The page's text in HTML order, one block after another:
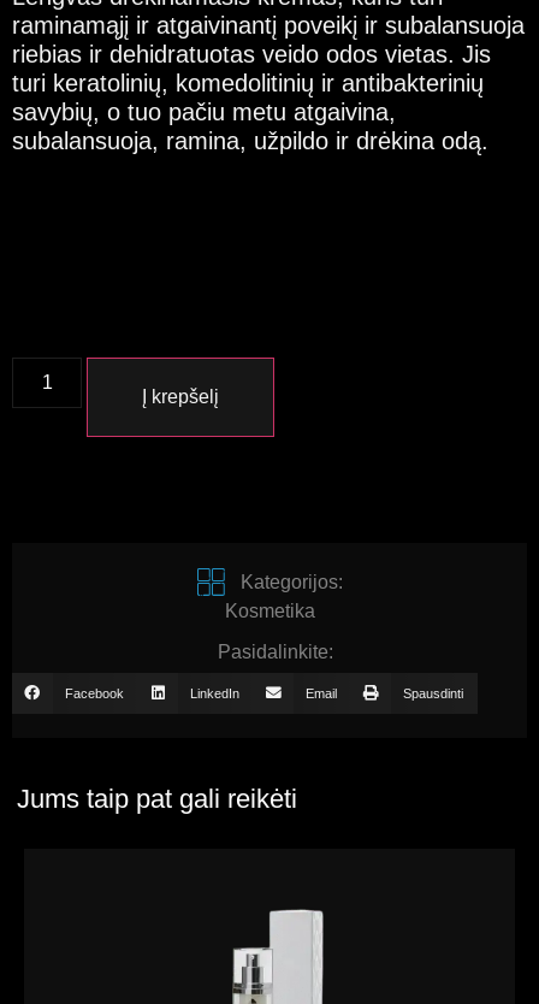
raminamąjį ir atgaivinantį poveikį ir subalansuoja
riebias ir dehidratuotas veido odos vietas. Jis
turi keratolinių, komedolitinių ir antibakterinių
savybių, o tuo pačiu metu atgaivina,
subalansuoja, ramina, užpildo ir drėkina odą.
Į krepšelį
Kategorijos:
Kosmetika
Pasidalinkite:
Facebook LinkedIn Email Spausdinti
Jums taip pat gali reikėti